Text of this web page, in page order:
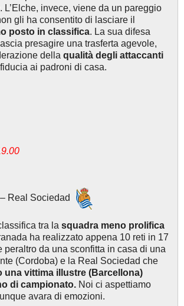
L’Elche, invece, viene da un pareggio
gli ha consentito di lasciare il
posto in classifica. La sua difesa
presagire una trasferta agevole,
della qualità degli attaccanti
ai padroni di casa.
Real Sociedad
tra la squadra meno prolifica
ha realizzato appena 10 reti in 17
peraltro da una sconfitta in casa di una
(Cordoba) e la Real Sociedad che
una vittima illustre (Barcellona)
di campionato. Noi ci aspettiamo
avara di emozioni.